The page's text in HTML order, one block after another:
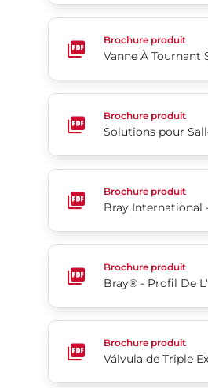
Vanne À Tournant
Brochure produit
Solutions pour Salle Blanche
Brochure produit
Bray International -
Brochure produit
Bray® - Profil De
Brochure produit
Válvula de Triple
Brochure produit